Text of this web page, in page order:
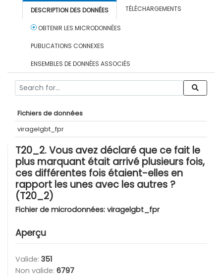
DESCRIPTION DES DONNÉES TÉLÉCHARGEMENTS
OBTENIR LES MICRODONNÉES
PUBLICATIONS CONNEXES
ENSEMBLES DE DONNÉES ASSOCIÉS
Fichiers de données
viragelgbt_fpr
T20_2. Vous avez déclaré que ce fait le
plus marquant était arrivé plusieurs fois,
ces différentes fois étaient-elles en
rapport les unes avec les autres ?
(T20_2)
Fichier de microdonnées: viragelgbt_fpr
Aperçu
Valide: 351
Non valide: 6797